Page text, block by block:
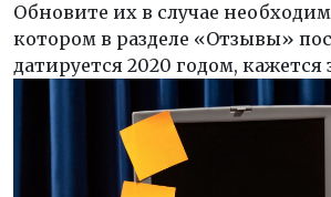
Обновите их в случае
котором в разделе «Отзывы»
датируется 2020 годом,